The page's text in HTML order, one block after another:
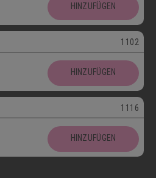
HINZUFÜGEN
1102
HINZUFÜGEN
1116
HINZUFÜGEN